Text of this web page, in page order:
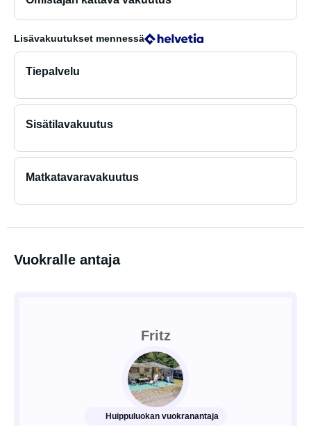
Lisävakuutukset mennessä
Tiepalvelu
Sisätilavakuutus
Matkatavaravakuutus
Vuokralle antaja
Fritz
Huippuluokan vuokranantaja